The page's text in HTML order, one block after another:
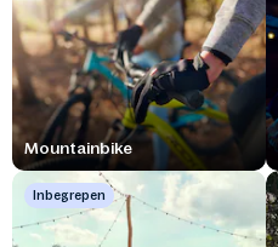
Mountainbike
Inbegrepen